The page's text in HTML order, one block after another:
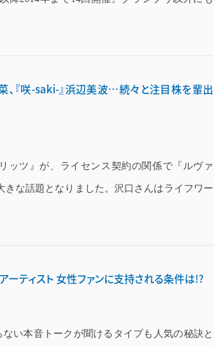
菜、『咲-saki-』浜辺美波…続々と注目株を輩出
ッツ』が、ライセンス契約の関係で『ルヴァ
きな話題となりました。沢口さんはライフワー
ティスト 女性ファンに支持される条件は!?
ない本音トークが聞けるタイプも人気の秘訣と